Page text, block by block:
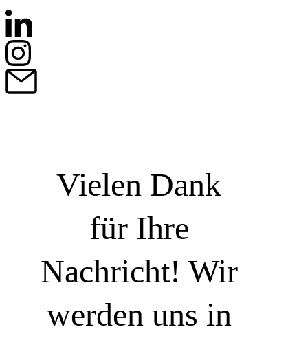
Vielen Dank
für Ihre
Nachricht! Wir
werden uns in